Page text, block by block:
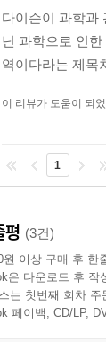
한 노버트 위너
했고(4부 1장),
레이 사하로프
10장).
’고 주장하며
슨은 인간이 처
스트다. 과학
니라 과학이
화될 것이며, 이
다이슨이 과학과
닌 과학으로 인
역이다라는 제목
이 리뷰가 도움이 되
1
평 (3건)
원 이상 구매 후 한
은 다운로드 후 작
는 첫번째 회차
페이백, CD/LP,